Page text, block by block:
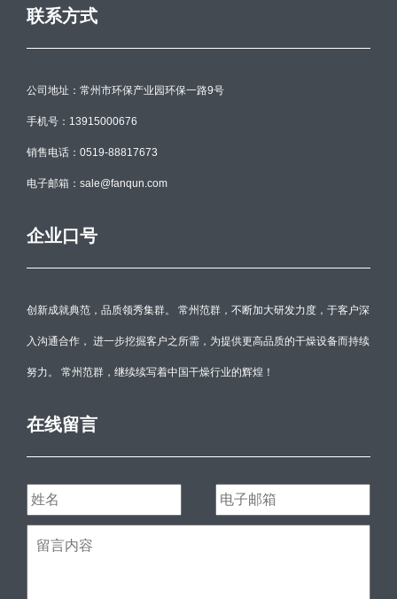
联系方式
公司地址：常州市环保产业园环保一路9号
手机号：13915000676
销售电话：0519-88817673
电子邮箱：sale@fanqun.com
企业口号
创新成就典范，品质领秀集群。 常州范群，不断加大研发力度，于客户深
入沟通合作， 进一步挖掘客户之所需，为提供更高品质的干燥设备而持续
努力。 常州范群，继续续写着中国干燥行业的辉煌！
在线留言